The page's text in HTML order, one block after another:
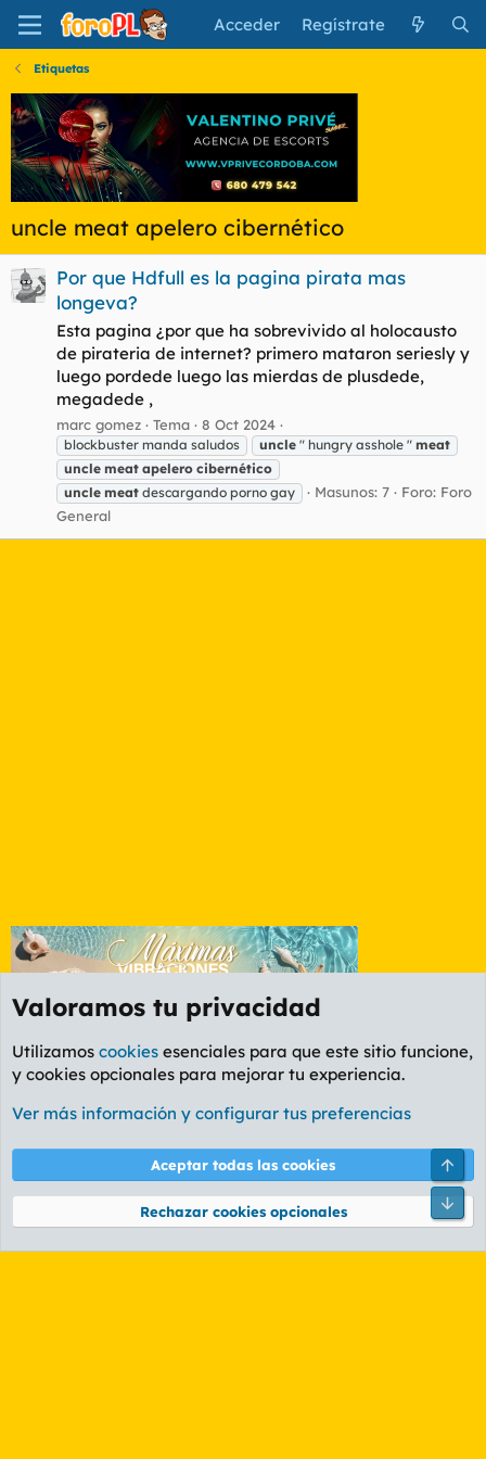
Acceder Regístrate
Etiquetas
uncle meat apelero cibernético
Por que Hdfull es la pagina pirata mas
longeva?
Esta pagina ¿por que ha sobrevivido al holocausto
de pirateria de internet? primero mataron seriesly y
luego pordede luego las mierdas de plusdede,
megadede ,
marc gomez Tema 8 Oct 2024
blockbuster manda saludos uncle " hungry asshole " meat
uncle meat apelero cibernético
uncle meat descargando porno gay Masunos: 7 Foro: Foro
General
Etiquetas
Cookies
PL OLDSTYLE AMARILLO
Términos y reglas Política de privacidad Ayuda
Community platform by XenForo® © 2010-2026 XenForo Ltd.
Valoramos tu privacidad
Utilizamos cookies esenciales para que este sitio funcione,
y cookies opcionales para mejorar tu experiencia.
Ver más información y configurar tus preferencias
Aceptar todas las cookies
Rechazar cookies opcionales
Pie